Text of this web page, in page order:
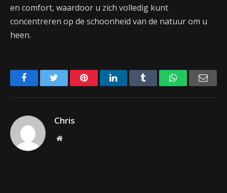
en comfort, waardoor u zich volledig kunt
concentreren op de schoonheid van de natuur om u
heen.
FacebookTwitter PinterestLinkedIn Tumblr WhatsApp
Chris
Website